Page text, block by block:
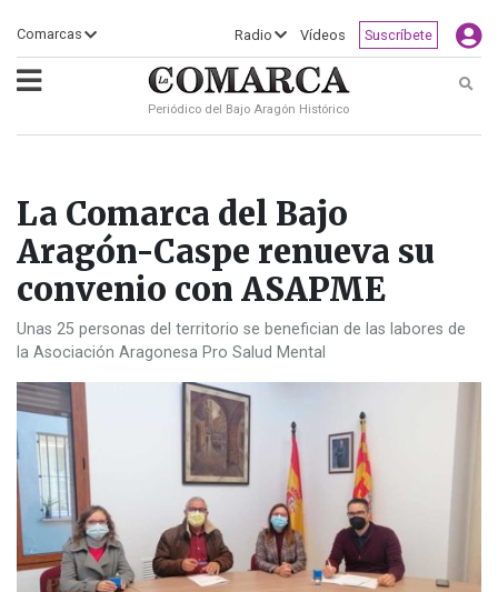
Comarcas Radio Vídeos Suscríbete
Periódico del Bajo Aragón Histórico
La Comarca del Bajo
Aragón-Caspe renueva su
convenio con ASAPME
Unas 25 personas del territorio se benefician de las labores de
la Asociación Aragonesa Pro Salud Mental